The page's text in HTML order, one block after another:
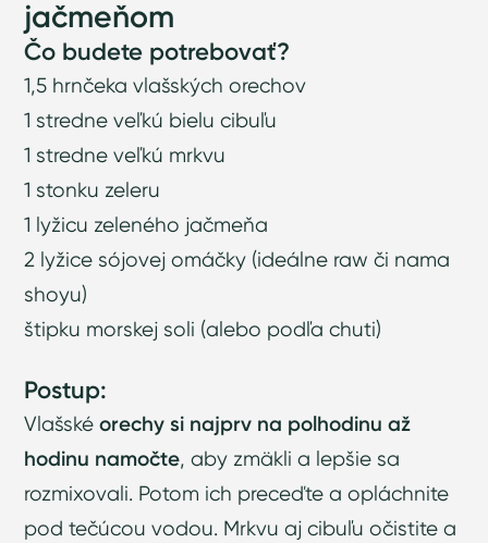
jačmeňom
Čo budete potrebovať?
1,5 hrnčeka vlašských orechov
1 stredne veľkú bielu cibuľu
1 stredne veľkú mrkvu
1 stonku zeleru
1 lyžicu zeleného jačmeňa
2 lyžice sójovej omáčky (ideálne raw či nama
shoyu)
štipku morskej soli (alebo podľa chuti)
Postup:
Vlašskéorechy si najprv na polhodinu až
hodinu namočte, aby zmäkli a lepšie sa
rozmixovali. Potom ich preceďte a opláchnite
pod tečúcou vodou. Mrkvu aj cibuľu očistite a